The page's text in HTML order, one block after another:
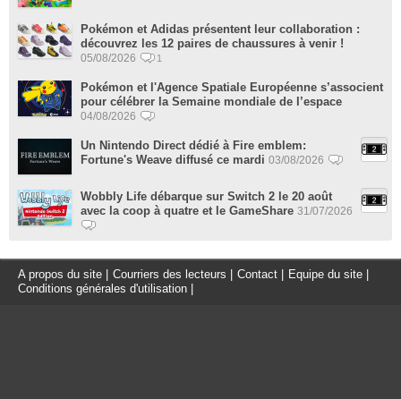
Pokémon et Adidas présentent leur collaboration :
découvrez les 12 paires de chaussures à venir !
05/08/2026 1
Pokémon et l'Agence Spatiale Européenne s’associent
pour célébrer la Semaine mondiale de l’espace
04/08/2026
Un Nintendo Direct dédié à Fire emblem:
Fortune's Weave diffusé ce mardi 03/08/2026
Wobbly Life débarque sur Switch 2 le 20 août
avec la coop à quatre et le GameShare 31/07/2026
A propos du site Courriers des lecteurs Contact Equipe du site
Conditions générales d'utilisation